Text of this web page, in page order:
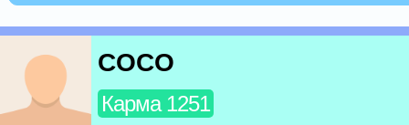
COCO
Карма 1251